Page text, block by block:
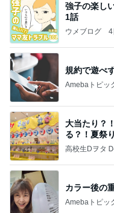
強子の楽し
1話
ウメブログ 4
規約で遊べ
Amebaトピッ
大当たり？
る？！夏祭
カラー後の
Amebaトピッ